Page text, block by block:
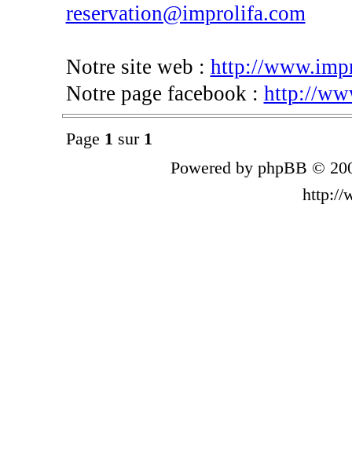
reservation@improlifa.com
Notre site web : http://
Notre page facebook : http://
Page 1 sur 1
Powered by phpBB ©
http://